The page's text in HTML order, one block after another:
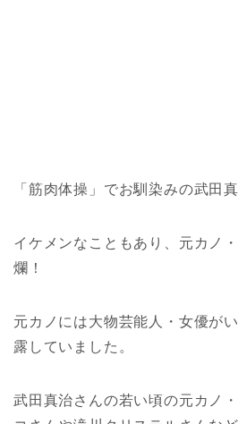
「筋肉体操」でお馴染みの武田
イケメンなこともあり、元カノ
爛！
元カノには大物芸能人・女優が
露していました。
武田真治さんの若い頃の元カノ